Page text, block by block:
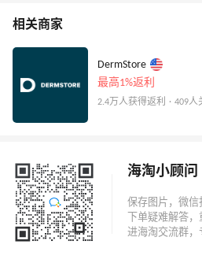
相关商家
DermStore
最高1%返利
2.4万人获得返利 · 409人
海淘小顾问